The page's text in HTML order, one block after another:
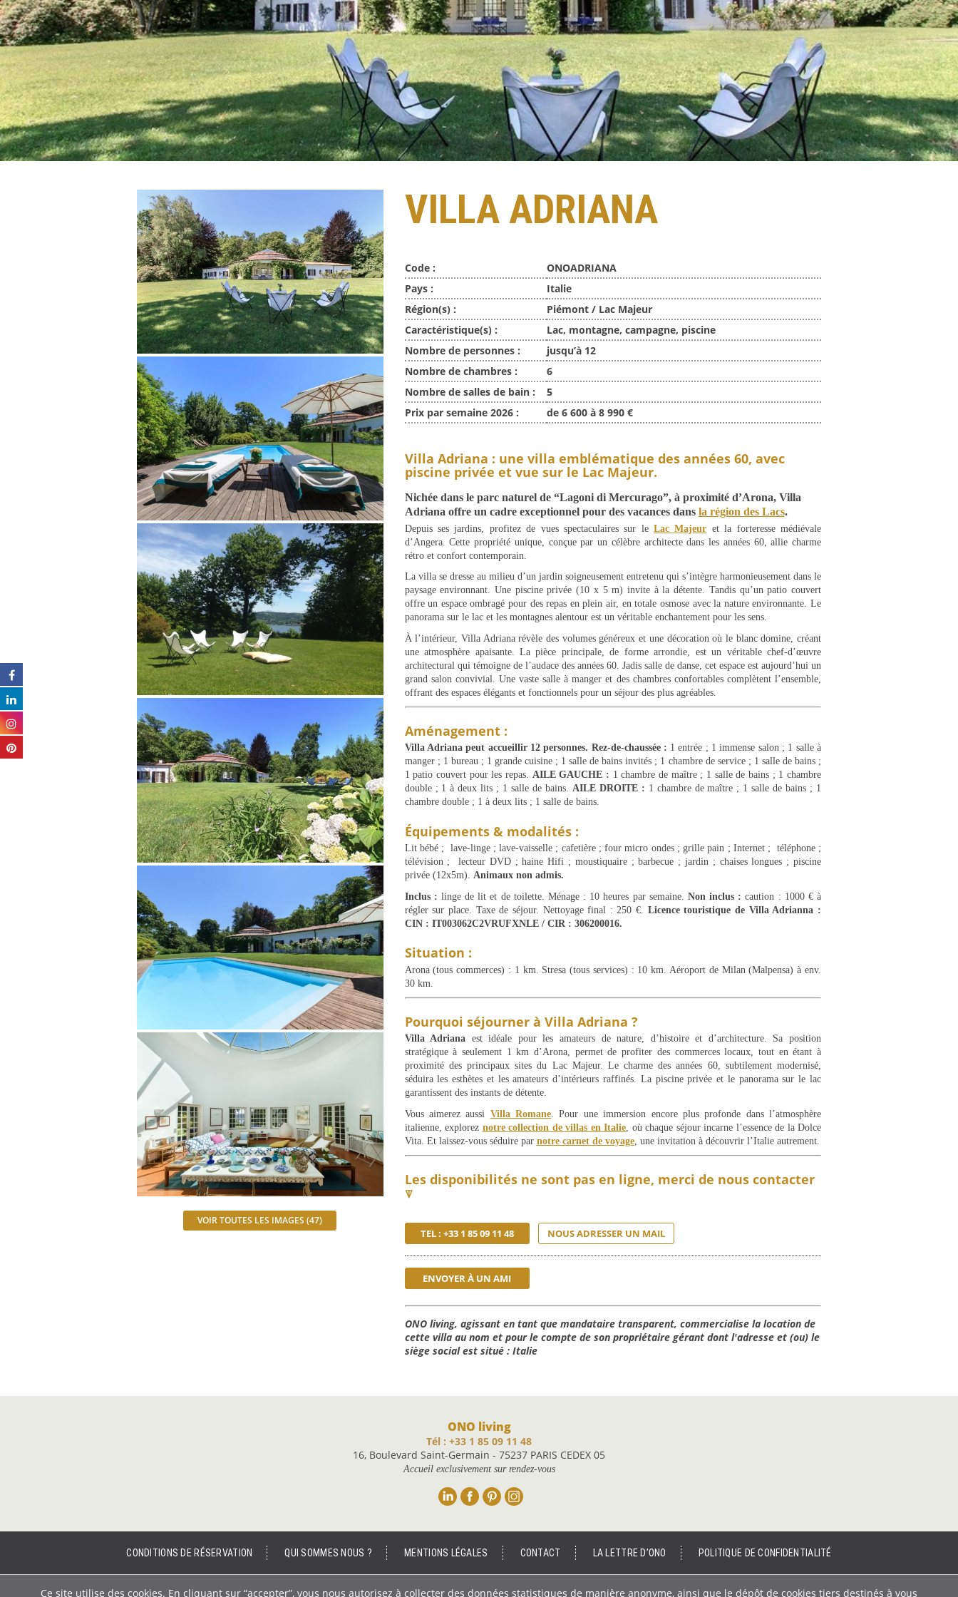
VOIR TOUTES LES IMAGES (47)
VILLA ADRIANA
Code :
ONOADRIANA
Pays :
Italie
Région(s) :
Piémont / Lac Majeur
Caractéristique(s) :
Lac, montagne, campagne, piscine
Nombre de personnes :
jusqu’à 12
Nombre de chambres :
6
Nombre de salles de bain :
5
Prix par semaine 2026 :
de 6 600 à 8 990 €
Villa Adriana : une villa emblématique des années 60, avec
piscine privée et vue sur le Lac Majeur.
Nichée dans le parc naturel de “Lagoni di Mercurago”, à proximité d’Arona, Villa
Adriana offre un cadre exceptionnel pour des vacances dans la région des Lacs.
Depuis ses jardins, profitez de vues spectaculaires sur leLac Majeur et la forteresse médiévale
d’Angera. Cette propriété unique, conçue par un célèbre architecte dans les années 60, allie charme
rétro et confort contemporain.
La villa se dresse au milieu d’un jardin soigneusement entretenu qui s’intègre harmonieusement dans le
paysage environnant. Une piscine privée (10 x 5 m) invite à la détente. Tandis qu’un patio couvert
offre un espace ombragé pour des repas en plein air, en totale osmose avec la nature environnante. Le
panorama sur le lac et les montagnes alentour est un véritable enchantement pour les sens.
À l’intérieur, Villa Adriana révèle des volumes généreux et une décoration où le blanc domine, créant
une atmosphère apaisante. La pièce principale, de forme arrondie, est un véritable chef-d’œuvre
architectural qui témoigne de l’audace des années 60. Jadis salle de danse, cet espace est aujourd’hui un
grand salon convivial. Une vaste salle à manger et des chambres confortables complètent l’ensemble,
offrant des espaces élégants et fonctionnels pour un séjour des plus agréables.
Aménagement :
Villa Adriana peut accueillir 12 personnes. Rez-de-chaussée : 1 entrée ; 1 immense salon ; 1 salle à
manger ; 1 bureau ; 1 grande cuisine ; 1 salle de bains invités ; 1 chambre de service ; 1 salle de bains ;
1 patio couvert pour les repas. AILE GAUCHE : 1 chambre de maître ; 1 salle de bains ; 1 chambre
double ; 1 à deux lits ; 1 salle de bains. AILE DROITE : 1 chambre de maître ; 1 salle de bains ; 1
chambre double ; 1 à deux lits ; 1 salle de bains.
Équipements & modalités :
Lit bébé ; lave-linge ; lave-vaisselle ; cafetière ; four micro ondes ; grille pain ; Internet ; téléphone ;
télévision ; lecteur DVD ; haine Hifi ; moustiquaire ; barbecue ; jardin ; chaises longues ; piscine
privée (12x5m). Animaux non admis.
Inclus : linge de lit et de toilette. Ménage : 10 heures par semaine. Non inclus : caution : 1000 € à
régler sur place. Taxe de séjour. Nettoyage final : 250 €. Licence touristique de Villa Adrianna :
CIN : IT003062C2VRUFXNLE / CIR : 306200016.
Situation :
Arona (tous commerces) : 1 km. Stresa (tous services) : 10 km. Aéroport de Milan (Malpensa) à env.
30 km.
Pourquoi séjourner à Villa Adriana ?
Villa Adriana est idéale pour les amateurs de nature, d’histoire et d’architecture. Sa position
stratégique à seulement 1 km d’Arona, permet de profiter des commerces locaux, tout en étant à
proximité des principaux sites du Lac Majeur. Le charme des années 60, subtilement modernisé,
séduira les esthètes et les amateurs d’intérieurs raffinés. La piscine privée et le panorama sur le lac
garantissent des instants de détente.
Vous aimerez aussi Villa Romane . Pour une immersion encore plus profonde dans l’atmosphère
italienne, explorez notre collection de villas en Italie , où chaque séjour incarne l’essence de la Dolce
Vita. Et laissez-vous séduire par notre carnet de voyage, une invitation à découvrir l’Italie autrement.
Les disponibilités ne sont pas en ligne, merci de nous contacter
⍒
TEL : +33 1 85 09 11 48 NOUS ADRESSER UN MAIL
ENVOYER À UN AMI
ONO living, agissant en tant que mandataire transparent, commercialise la location de
cette villa au nom et pour le compte de son propriétaire gérant dont l'adresse et (ou) le
siège social est situé : Italie
ONO living
Tél : +33 1 85 09 11 48
16, Boulevard Saint-Germain - 75237 PARIS CEDEX 05
Accueil exclusivement sur rendez-vous
Linkedin
CONDITIONS DE RÉSERVATION QUI SOMMES NOUS ? MENTIONS LÉGALES CONTACT LA LETTRE D’ONO POLITIQUE DE CONFIDENTIALITÉ
Ce site utilise des cookies. En cliquant sur “accepter”, vous nous autorisez à collecter des données statistiques de manière anonyme, ainsi que le dépôt de cookies tiers destinés à vous